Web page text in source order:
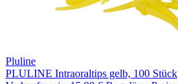
Pluline
PLULINE Intraoraltips gelb, 100 Stück